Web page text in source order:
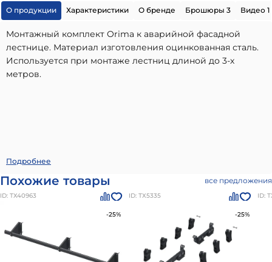
О продукции Характеристики О бренде Брошюры 3 Видео 1
Монтажный комплект Orima к аварийной фасадной
лестнице. Материал изготовления оцинкованная сталь.
Используется при монтаже лестниц длиной до 3-х
метров.
Монтажная серия для установки аварийной лестницы
подходящий для использования в частном малоэтажном
строительстве. Наши материалы бренда
отличаются долговечностью, надежностью и
соответствием всем современным стандартам качества.
Преимущества: высокое качество от проверенного
производителя, соответствие стандартам и нормам,
Подробнее
Похожие товары все предложения
ID: ТХ40963
-25%
ID: ТХ5335
-25%
ID: